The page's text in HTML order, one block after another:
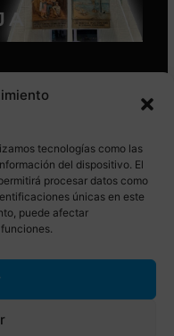
tecnologías como las
del dispositivo. El
procesar datos como
únicas en este
puede afectar
SOCIALES